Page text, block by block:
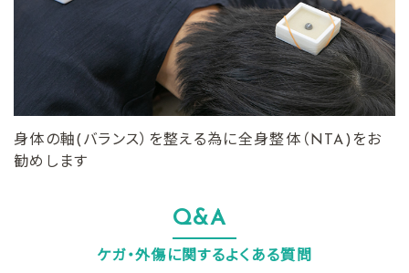
身体の軸(バランス）を整える為に全身整体（NTA)をお
勧めします
Q&A
ケガ・外傷に関するよくある質問